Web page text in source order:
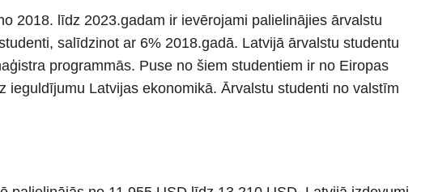
2018. līdz 2023.gadam ir ievērojami palielinājies ārvalstu
salīdzinot ar 6% 2018.gadā. Latvijā ārvalstu studentu
programmās. Puse no šiem studentiem ir no Eiropas
Latvijas ekonomikā. Ārvalstu studenti no valstīm